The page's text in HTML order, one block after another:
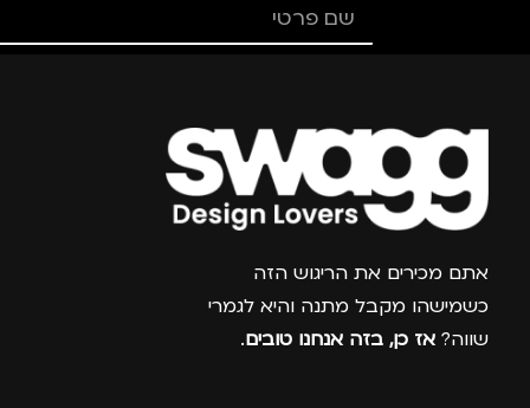
צרפו אותי למועדון
אתם מכירים את הריגוש הזה
כשמישהו מקבל מתנה והיא לגמרי
שווה? אז כן, בזה אנחנו טובים.